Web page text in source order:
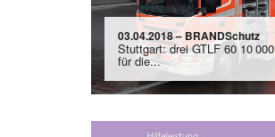
03.04.2018 – BRANDSchutz
Stuttgart: drei GTLF 60 10 000
für die...